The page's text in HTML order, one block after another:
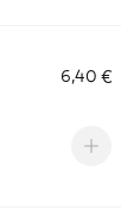
6,40 €